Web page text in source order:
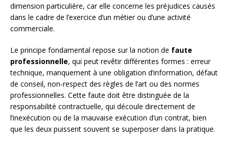
dimension particulière, car elle concerne les préjudices causés
dans le cadre de l’exercice d’un métier ou d’une activité
commerciale.
Le principe fondamental repose sur la notion de faute
professionnelle, qui peut revêtir différentes formes : erreur
technique, manquement à une obligation d’information, défaut
de conseil, non-respect des règles de l’art ou des normes
professionnelles. Cette faute doit être distinguée de la
responsabilité contractuelle, qui découle directement de
l’inexécution ou de la mauvaise exécution d’un contrat, bien
que les deux puissent souvent se superposer dans la pratique.